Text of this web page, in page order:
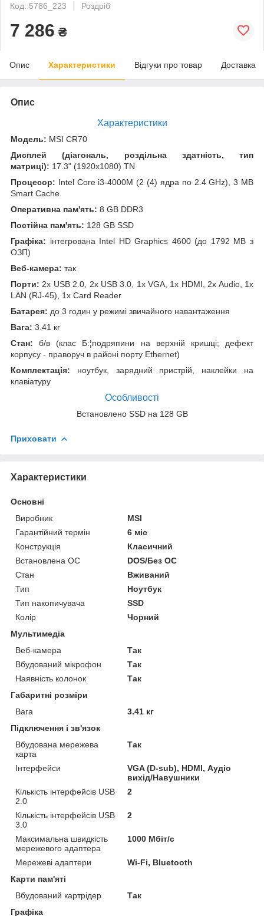
Код: 5786_223
Роздріб
7 286 ₴
Опис Характеристики Відгуки про товар Доставка
Опис
Характеристики
Модель: MSI CR70
Дисплей (діагональ, роздільна здатність, тип
матриці): 17.3" (1920x1080) TN
Процесор: Intel Core i3-4000M (2 (4) ядра по 2.4 GHz), 3 MB
Smart Cache
Оперативна пам'ять: 8 GB DDR3
Постійна пам'ять: 128 GB SSD
Графіка: інтегрована Intel HD Graphics 4600 (до 1792 MB з
ОЗП)
Веб-камера: так
Порти: 2x USB 2.0, 2x USB 3.0, 1x VGA, 1x HDMI, 2x Audio, 1x
LAN (RJ-45), 1x Card Reader
Батарея: до 3 годин у режимі звичайного навантаження
Вага: 3.41 кг
Стан: б/в (клас Б:¦подряпини на верхній кришці; дефект
корпусу - праворуч в районі порту Ethernet)
Комплектація: ноутбук, зарядний пристрій, наклейки на
клавіатуру
Особливості
Встановлено SSD на 128 GB
Приховати
Характеристики
Основні
Виробник
MSI
Гарантійний термін
6 міс
Конструкція
Класичний
Встановлена ОС
DOS/Без ОС
Стан
Вживаний
Тип
Ноутбук
Тип накопичувача
SSD
Колір
Чорний
Мультимедіа
Веб-камера
Так
Вбудований мікрофон
Так
Наявність колонок
Так
Габаритні розміри
Вага
3.41 кг
Підключення і зв'язок
Вбудована мережева
карта
Так
Інтерфейси
VGA (D-sub), HDMI, Аудіо
вихід/Навушники
Кількість інтерфейсів USB
2.0
2
Кількість інтерфейсів USB
3.0
2
Максимальна швидкість
мережевого адаптера
1000 Мбіт/с
Мережеві адаптери
Wi-Fi, Bluetooth
Карти пам'яті
Вбудований картрідер
Так
Графіка